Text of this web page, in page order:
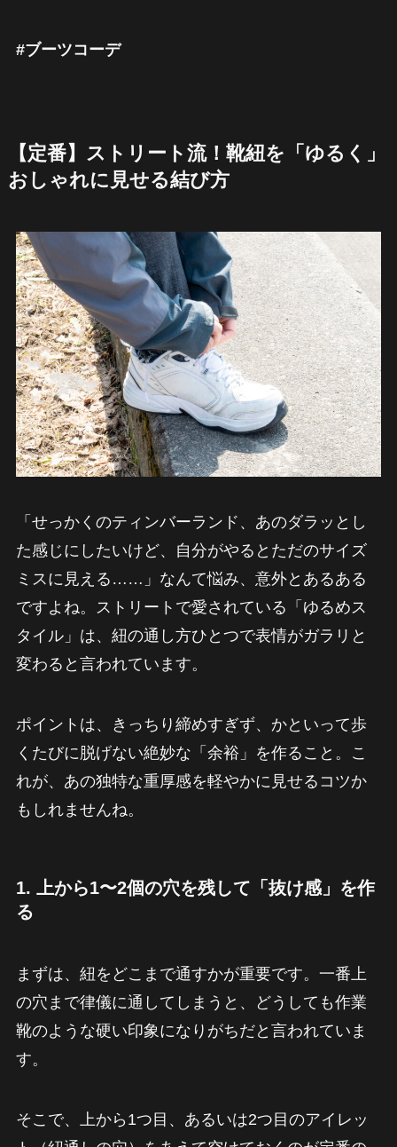
#ブーツコーデ
【定番】ストリート流！靴紐を「ゆるく」
おしゃれに見せる結び方
「せっかくのティンバーランド、あのダラッとし
た感じにしたいけど、自分がやるとただのサイズ
ミスに見える……」なんて悩み、意外とあるある
ですよね。ストリートで愛されている「ゆるめス
タイル」は、紐の通し方ひとつで表情がガラリと
変わると言われています。
ポイントは、きっちり締めすぎず、かといって歩
くたびに脱げない絶妙な「余裕」を作ること。こ
れが、あの独特な重厚感を軽やかに見せるコツか
もしれませんね。
1. 上から1〜2個の穴を残して「抜け感」を作
る
まずは、紐をどこまで通すかが重要です。一番上
の穴まで律儀に通してしまうと、どうしても作業
靴のような硬い印象になりがちだと言われていま
す。
そこで、上から1つ目、あるいは2つ目のアイレッ